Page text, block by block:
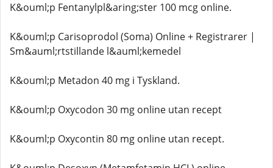
K&ouml;p Fentanylpl&aring;ster 100 mcg online.
K&ouml;p Carisoprodol (Soma) Online + Registrarer |
Sm&auml;rtstillande l&auml;kemedel
K&ouml;p Metadon 40 mg i Tyskland.
K&ouml;p Oxycodon 30 mg online utan recept
K&ouml;p Oxycontin 80 mg online utan recept.